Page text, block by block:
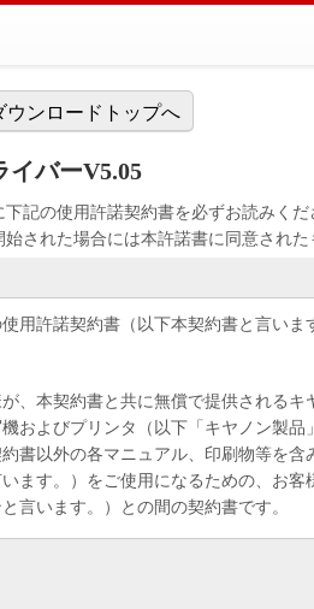
ウンロードトップへ
イバーV5.05
記の使用許諾契約書を必ずお読みくだ
始された場合には本許諾書に同意された
用許諾契約書（以下本契約書と言いま
、本契約書と共に無償で提供されるキ
およびプリンタ（以下「キヤノン製品
約書以外の各マニュアル、印刷物等を含
います。）をご使用になるための、お客
と言います。）との間の契約書です。